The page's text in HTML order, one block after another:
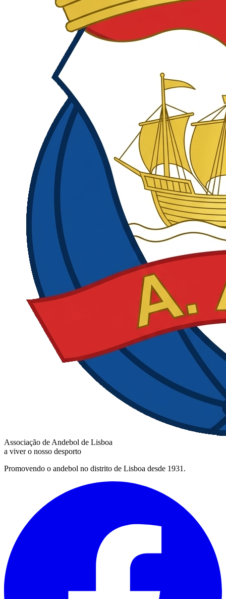
Associação de Andebol de Lisboa
a viver o nosso desporto
Promovendo o andebol no distrito de Lisboa desde 1931.